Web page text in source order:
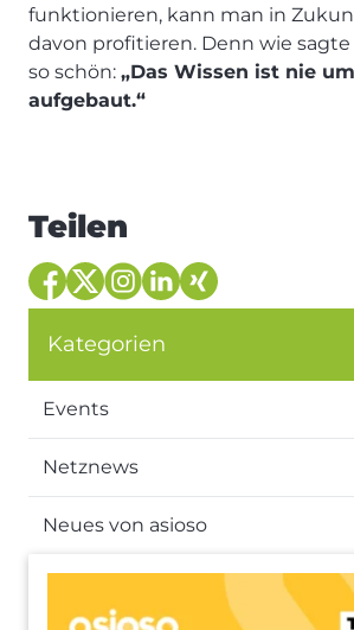
funktionieren, kann man in
davon profitieren. Denn wie
so schön: „Das Wissen ist nie
aufgebaut.“
Teilen
Kategorien
Events
Netznews
Neues von asioso